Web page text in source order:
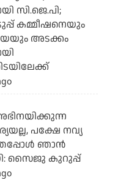
സി.ജെ.പി;
കമ്മീഷനെയും
അടക്കം
പക്ഷേ നവ്യ
ഞാന്‍
സൈജു കുറുപ്പ്